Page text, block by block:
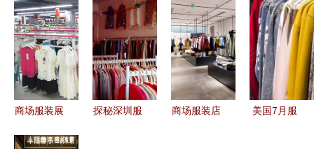
供、价格解
析与进货指
南
证金与加盟
费——服装
零售的新模
式
经营
好？结合实
际经营建议
商场服装展
探秘深圳服
商场服装店
美国7月服